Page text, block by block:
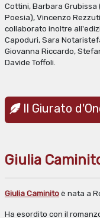
Cottini, Barbara
Poesia), Vincenzo
collaborato inoltre
Capoduri, Sara
Giovanna Riccardo,
Davide Toffoli.
Il Giurato
Giulia
Giulia Caminito è nata a
Ha esordito con il